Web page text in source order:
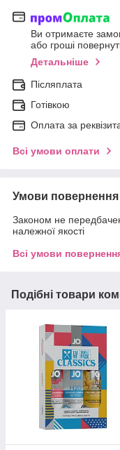
Ви отримаєте
або гроші
Детальніше
Післяплата
Готівкою
Оплата за
Всі умови оплати
Умови повернення
Законом не
належної якості
Всі умови
Подібні товари